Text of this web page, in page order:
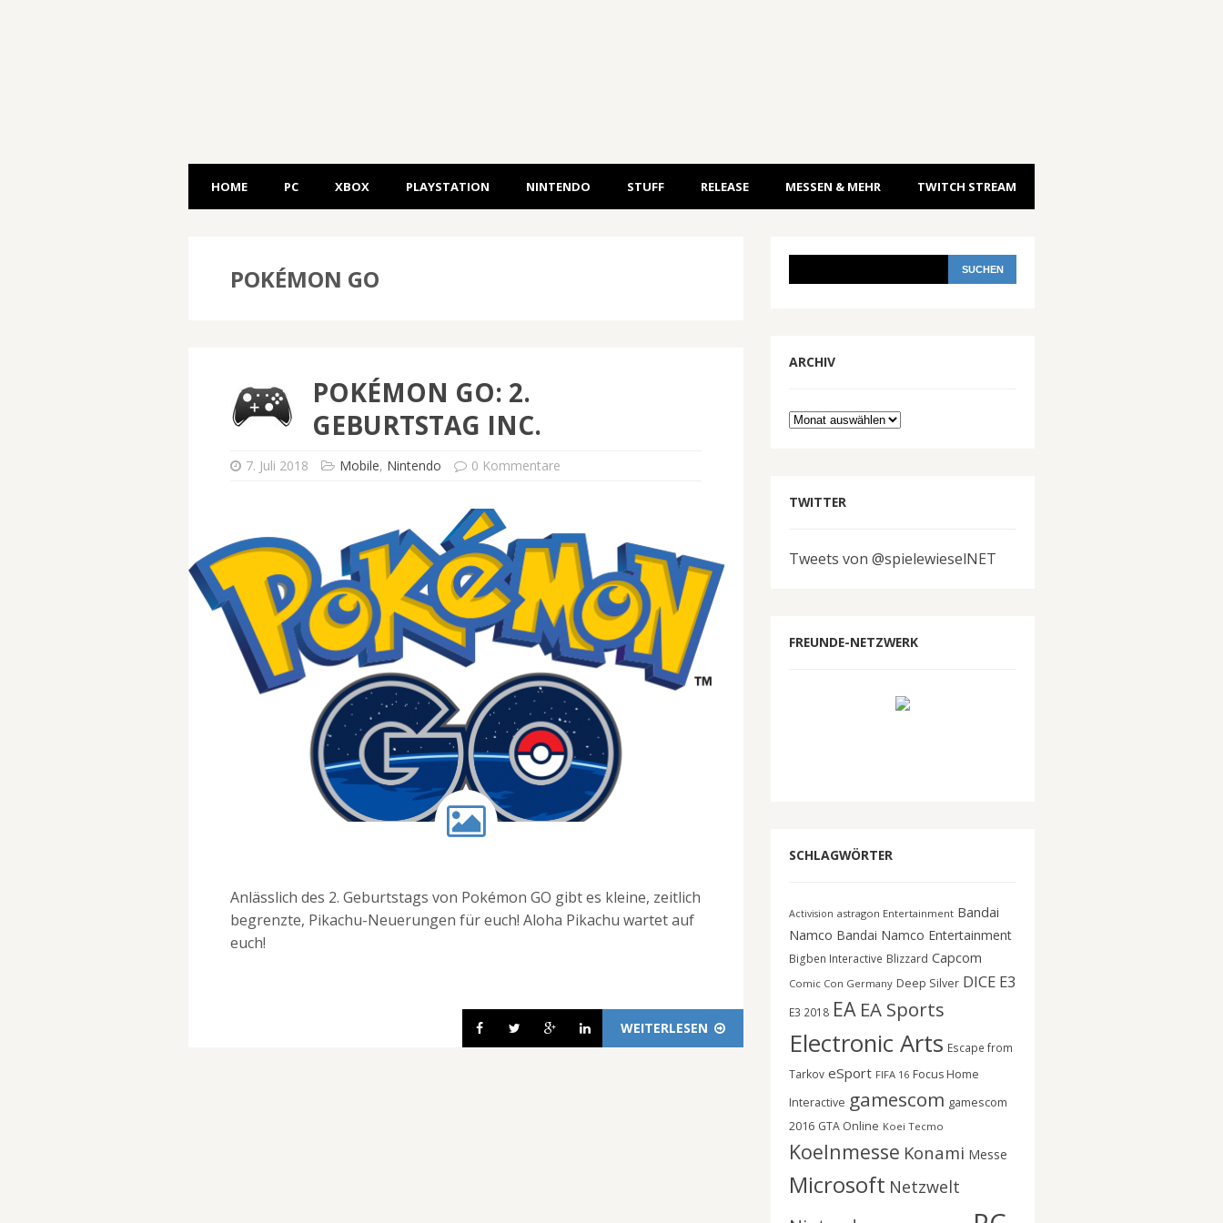
HOME PC XBOX PLAYSTATION NINTENDO STUFF RELEASE MESSEN & MEHR TWITCH STREAM
POKÉMON GO
POKÉMON GO: 2.
GEBURTSTAG INC.
7. Juli 2018 Mobile, Nintendo 0 Kommentare
Anlässlich des 2. Geburtstags von Pokémon GO gibt es kleine, zeitlich
begrenzte, Pikachu-Neuerungen für euch! Aloha Pikachu wartet auf
euch!
WEITERLESEN
ARCHIV
Archiv
TWITTER
Tweets von @spielewieselNET
FREUNDE-NETZWERK
SCHLAGWÖRTER
Activision astragon Entertainment Bandai
Namco Bandai Namco Entertainment
Bigben Interactive Blizzard Capcom
Comic Con Germany Deep Silver DICE E3
E3 2018 EA EA Sports
Electronic Arts Escape from
Tarkov eSport FIFA 16 Focus Home
Interactive gamescom gamescom
2016 GTA Online Koei Tecmo
Koelnmesse Konami Messe
Microsoft Netzwelt